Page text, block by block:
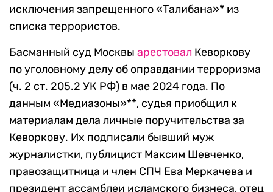
исключения запрещенного «Талибана»* из
списка террористов.
Басманный суд Москвы арестовал Кеворкову
по уголовному делу об оправдании терроризма
(ч. 2 ст. 205.2 УК РФ) в мае 2024 года. По
данным «Медиазоны»**, судья приобщил к
материалам дела личные поручительства за
Кеворкову. Их подписали бывший муж
журналистки, публицист Максим Шевченко,
правозащитница и член СПЧ Ева Меркачева и
президент ассамблеи исламского бизнеса, отец